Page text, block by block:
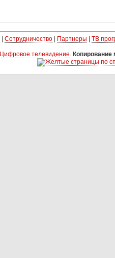
Сотрудничество| Партнеры ТВ
Цифровое телевидение. Копирование